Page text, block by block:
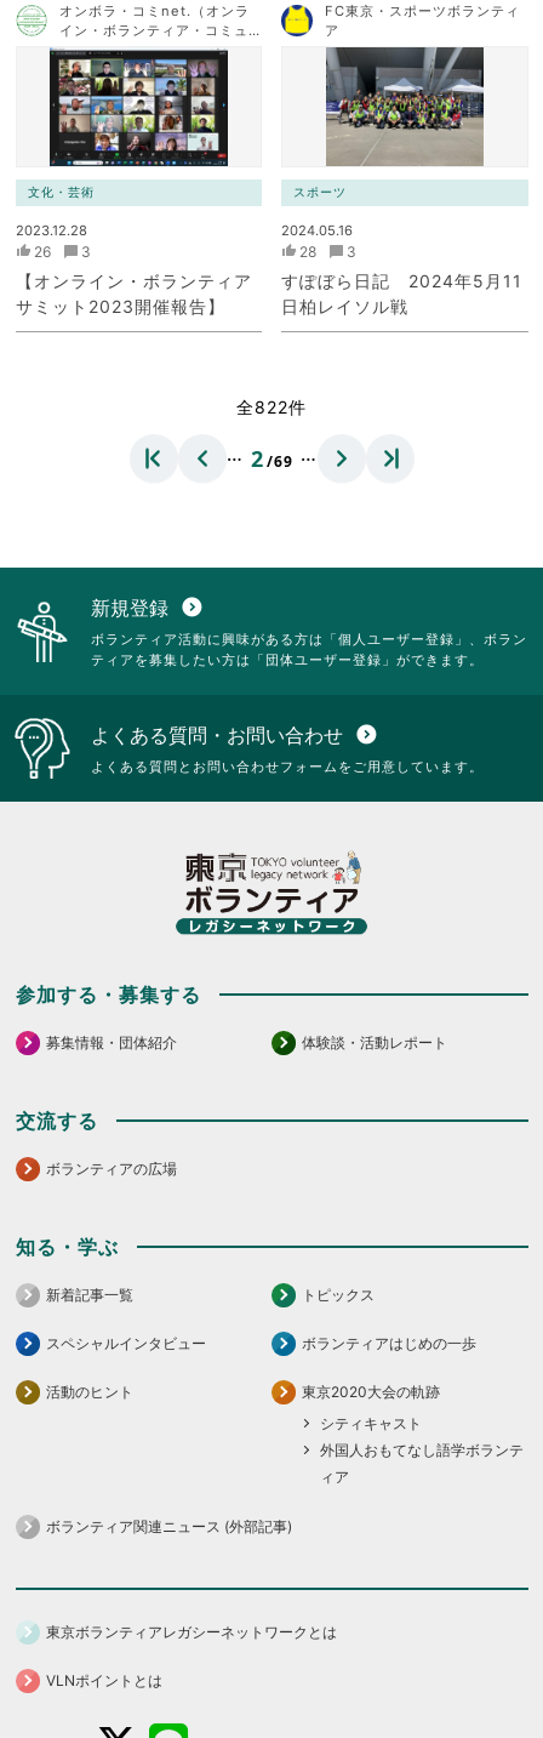
オンボラ・コミnet.（オンラ
イン・ボランティア・コミュ
ニケーション・ネットワー
ク）
文化・芸術
2023.12.28
26 3
【オンライン・ボランティア
サミット2023開催報告】
FC東京・スポーツボランティ
ア
スポーツ
2024.05.16
28 3
すぽぼら日記 2024年5月11
日柏レイソル戦
全822件
… 2/69 …
新規登録 expand_circle_down
ボランティア活動に興味がある方は「個人ユーザー登録」、ボラン
ティアを募集したい方は「団体ユーザー登録」ができます。
よくある質問・お問い合わせ expand_circle_down
よくある質問とお問い合わせフォームをご用意しています。
参加する・募集する
募集情報・団体紹介 体験談・活動レポート
交流する
ボランティアの広場
知る・学ぶ
新着記事一覧 トピックス
スペシャルインタビュー ボランティアはじめの一歩
活動のヒント
東京2020大会の軌跡
シティキャスト
外国人おもてなし語学ボランテ
ィア
ボランティア関連ニュース (外部記事)
東京ボランティアレガシーネットワークとは
VLNポイントとは